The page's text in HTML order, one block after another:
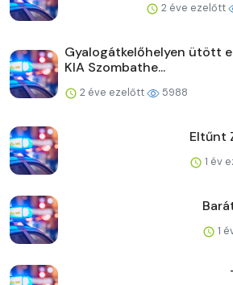
2 éve ezelőtt
Gyalogátkelőhelyen ütött
KIA Szombathe...
2 éve ezelőtt 5988
Eltűnt
1 év
1